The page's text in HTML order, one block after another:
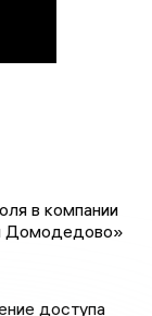
в компании
Домодедово»
доступа